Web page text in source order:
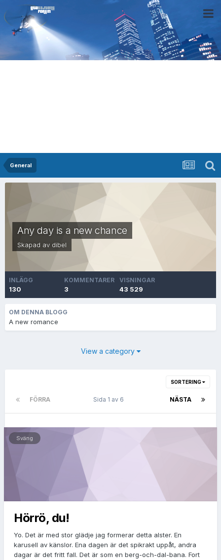
General
Any day is a new chance
Skapad av dibel
INLÄGG
130
KOMMENTARER
3
VISNINGAR
43 529
OM DENNA BLOGG
A new romance
View a category
SORTERING
FÖRRA NÄSTA
Sida 1 av 6
Sväng
Hörrö, du!
Yo. Det är med stor glädje jag formerar detta alster. En
karusell av känslor. Ena dagen är det spikrakt uppåt, andra
dagar är det fritt fall. Det är som en berg-och-dal-bana. Fort